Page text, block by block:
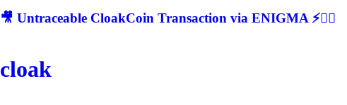
🎥 Untraceable CloakCoin Transaction via ENIGMA ⚡🕵‍♂
cloak